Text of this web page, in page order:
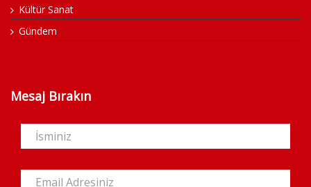
Kültür Sanat
Gündem
Mesaj Bırakın